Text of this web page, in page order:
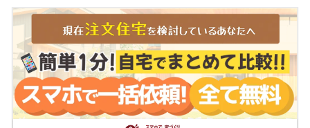
医療法人社団 衿正会 生駒クリニック
兵庫県川辺郡猪名川町松尾台１丁目２−２０ 日生中央
センタービル北棟2F
たのうえこどもクリニック
住所:兵庫県猪名川町白金２丁目１ 猪名川店3F マップで見
る
メディスコ